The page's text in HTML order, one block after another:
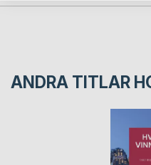
ANDRA TITLAR